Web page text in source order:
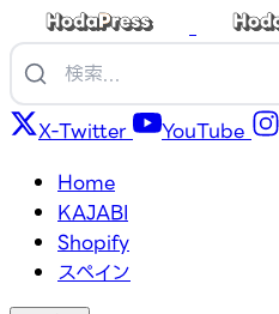
X-Twitter YouTube
Home
KAJABI
Shopify
スペイン